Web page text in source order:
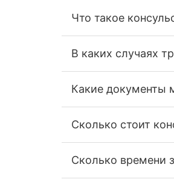
Что такое
В каких случаях
Какие документы
Сколько стоит
Сколько времени